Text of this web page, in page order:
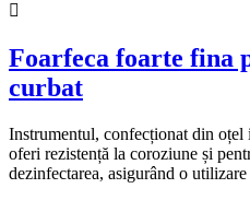

Foarfeca foarte fina
curbat
Instrumentul, confecționat din oțel
oferi rezistență la coroziune și
dezinfectarea, asigurând o